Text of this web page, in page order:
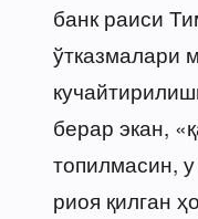
банк раиси
ўтказмалари
берар экан,
топилмасин,
риоя қилган